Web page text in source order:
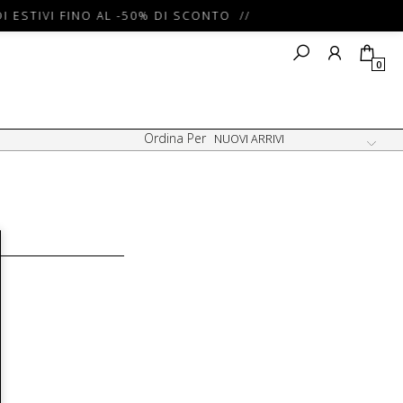
ESTIVI FINO AL -50% DI SCONTO //
0
Ordina Per